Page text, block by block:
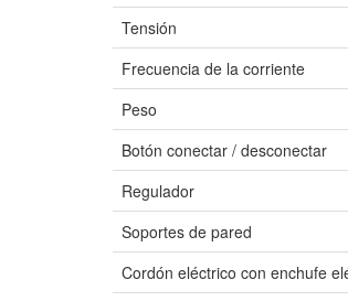
Tensión
Frecuencia de la corriente
Peso
Botón conectar / desconectar
Regulador
Soportes de pared
Cordón eléctrico con enchufe